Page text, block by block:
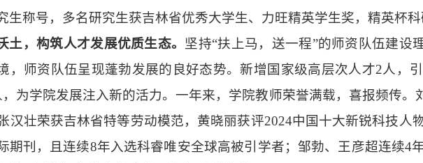
生称号，多名研究生获吉林省优秀大学生、力旺精英学生奖，精英杯科
土，构筑人才发展优质生态。 坚持“扶上马，送一程”的师资队伍建设
，师资队伍呈现蓬勃发展的良好态势。新增国家级高层次人才2人，
为学院发展注入新的活力。一年来，学院教师荣誉满载，喜报频传。
汉壮荣获吉林省特等劳动模范，黄晓丽获评2024中国十大新锐科技人
期刊，且连续8年入选科睿唯安全球高被引学者；邹勃、王彦超连续4